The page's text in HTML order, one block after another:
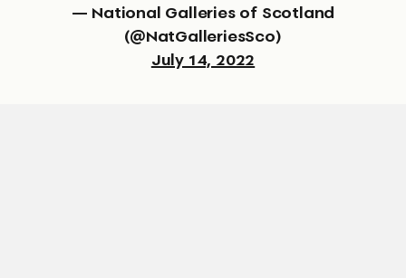
— National Galleries of Scotland
(@NatGalleriesSco)
July 14, 2022